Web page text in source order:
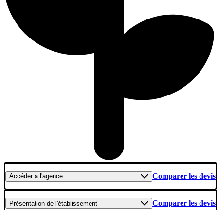
Accéderà l'agence Comparer les devis
Présentation de l'établissement Comparer les devis